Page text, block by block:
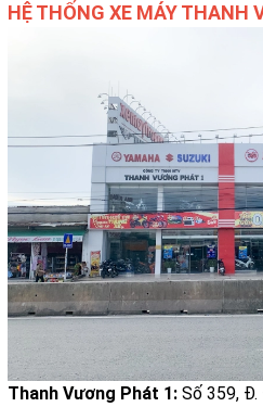
HỆ THỐNG XE MÁY THANH
Thanh Vương Phát 1: Số 359, Đ.